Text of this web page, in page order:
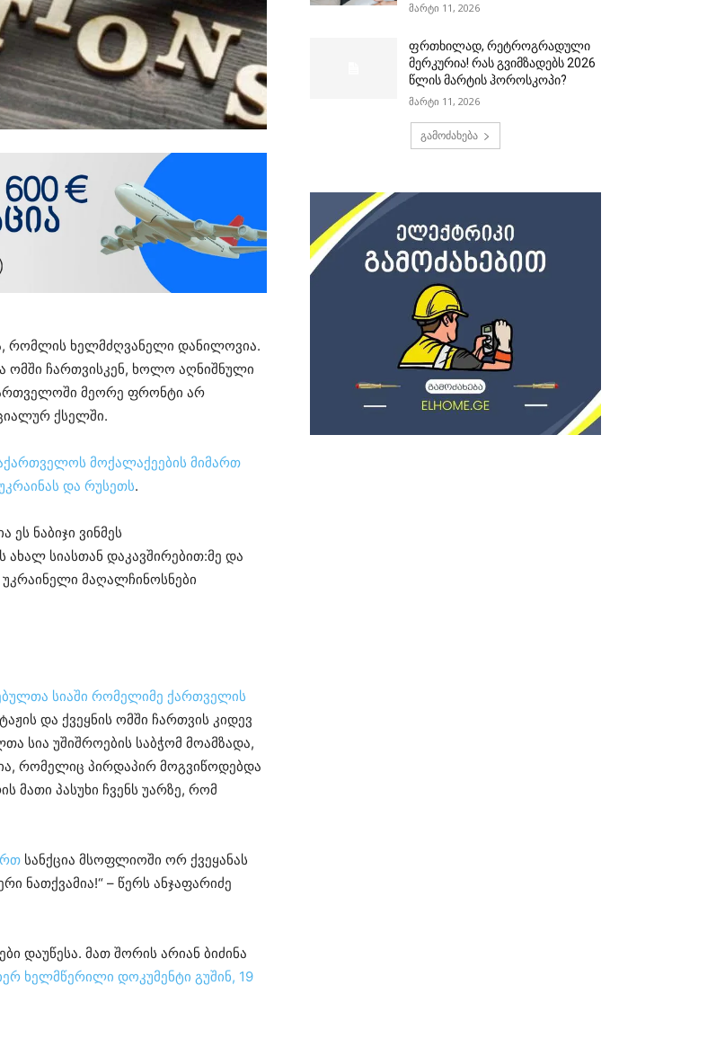
რომლის ხელმძღვანელი დანილოვია.
ჩართვისკენ, ხოლო აღნიშნული
მეორე ფრონტი არ
ქსელში.
მოქალაქეების მიმართ
და რუსეთს.
ნაბიჯი ვინმეს
ახალ სიასთან დაკავშირებით:მე და
უკრაინელი მაღალჩინოსნები
სიაში რომელიმე ქართველის
და ქვეყნის ომში ჩართვის კიდევ
სია უშიშროების საბჭომ მოამზადა,
რომელიც პირდაპირ მოგვიწოდებდა
მათი პასუხი ჩვენს უარზე, რომ
სანქცია მსოფლიოში ორ ქვეყანას
ნათქვამია!“ – წერს ანჯაფარიძე
დაუწესა. მათ შორის არიან ბიძინა
ხელმწერილი დოკუმენტი გუშინ, 19
მარტი 11, 2026
ფრთხილად, რეტროგრადული
მერკურია! რას გვიმზადებს 2026
წლის მარტის ჰოროსკოპი?
მარტი 11, 2026
გამოძახება